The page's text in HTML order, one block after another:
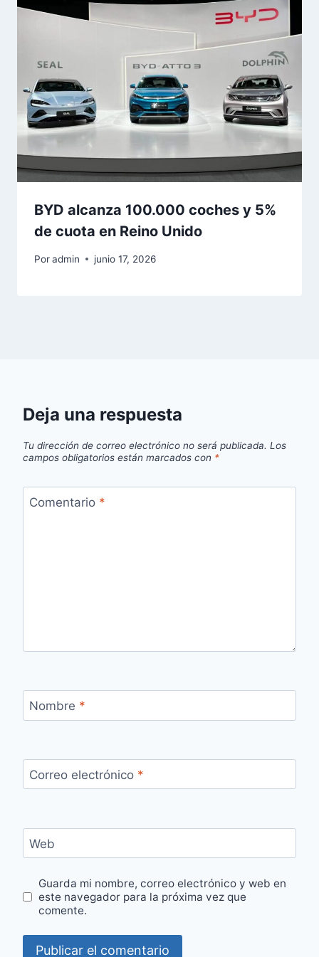
BYD alcanza 100.000 coches y 5%
de cuota en Reino Unido
Poradmin junio 17, 2026
Deja una respuesta
Tu dirección de correo electrónico no será publicada. Los
campos obligatorios están marcados con *
Comentario *
Nombre *
Correo electrónico *
Web
Guarda mi nombre, correo electrónico y web en
este navegador para la próxima vez que
comente.